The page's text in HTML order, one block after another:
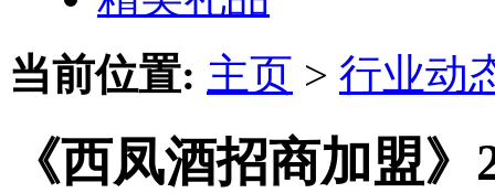
当前位置: 主页 > 行业动
《西凤酒招商加盟